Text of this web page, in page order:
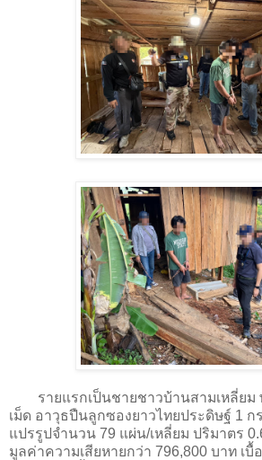
รายแรกเป็นชายชาวบ้านสามเหลี่ยม
เม็ด อาวุธปืนลูกซองยาวไทยประดิษฐ์ 1 ก
แปรรูปจำนวน 79 แผ่น/เหลี่ยม ปริมาตร
มูลค่าความเสียหายกว่า 796,800 บาท เ